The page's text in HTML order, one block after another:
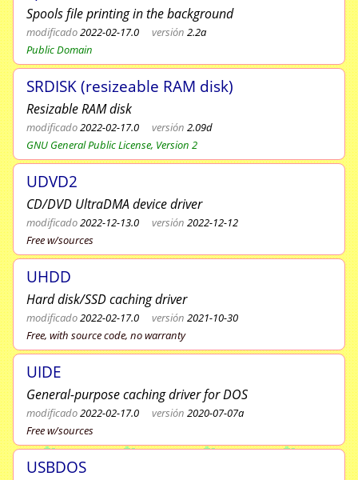
Spools file printing in the background
modificado2022-02-17.0 versión 2.2a
Public Domain
SRDISK (resizeable RAM disk)
Resizable RAM disk
modificado2022-02-17.0 versión 2.09d
GNU General Public License, Version 2
UDVD2
CD/DVD UltraDMA device driver
modificado2022-12-13.0 versión 2022-12-12
Free w/sources
UHDD
Hard disk/SSD caching driver
modificado2022-02-17.0 versión 2021-10-30
Free, with source code, no warranty
UIDE
General-purpose caching driver for DOS
modificado2022-02-17.0 versión 2020-07-07a
Free w/sources
USBDOS